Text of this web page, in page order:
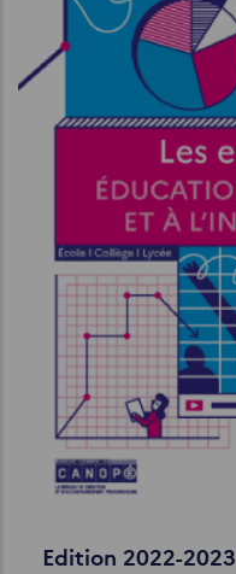
Edition 2022-2023